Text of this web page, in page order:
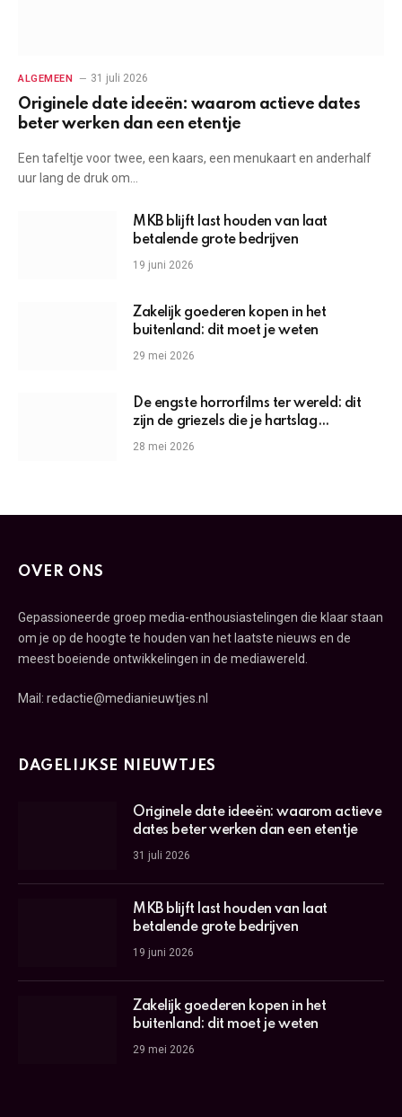
ALGEMEEN 31 juli 2026
Originele date ideeën: waarom actieve dates
beter werken dan een etentje
Een tafeltje voor twee, een kaars, een menukaart en anderhalf
uur lang de druk om…
MKB blijft last houden van laat
betalende grote bedrijven
19 juni 2026
Zakelijk goederen kopen in het
buitenland: dit moet je weten
29 mei 2026
De engste horrorfilms ter wereld: dit
zijn de griezels die je hartslag
omhoogjagen
28 mei 2026
OVER ONS
Gepassioneerde groep media-enthousiastelingen die klaar staan
om je op de hoogte te houden van het laatste nieuws en de
meest boeiende ontwikkelingen in de mediawereld.
Mail: redactie@medianieuwtjes.nl
DAGELIJKSE NIEUWTJES
Originele date ideeën: waarom actieve
dates beter werken dan een etentje
31 juli 2026
MKB blijft last houden van laat
betalende grote bedrijven
19 juni 2026
Zakelijk goederen kopen in het
buitenland: dit moet je weten
29 mei 2026